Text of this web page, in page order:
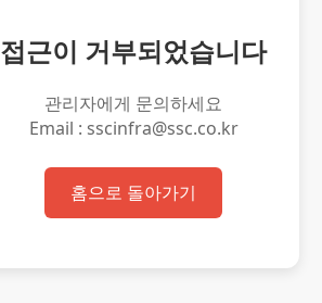
접근이 거부되었습니다
관리자에게 문의하세요
Email : sscinfra@ssc.co.kr
홈으로 돌아가기